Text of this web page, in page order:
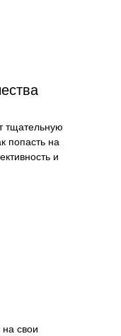
тщательную
попасть на
и
свои